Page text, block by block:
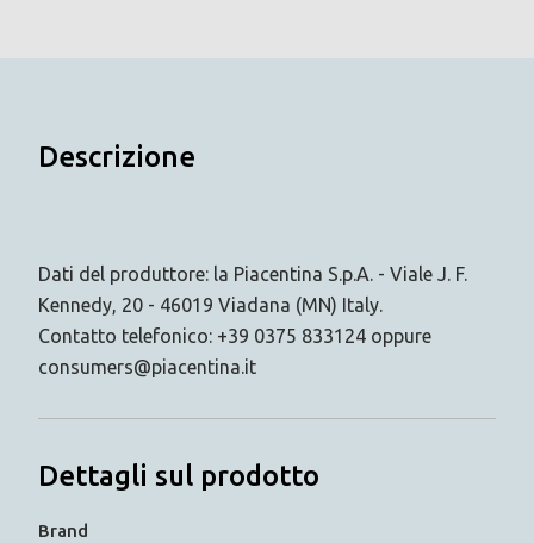
Descrizione
Dati del produttore: la Piacentina S.p.A. - Viale J. F.
Kennedy, 20 - 46019 Viadana (MN) Italy.
Contatto telefonico: +39 0375 833124 oppure
consumers@piacentina.it
Dettagli sul prodotto
Brand